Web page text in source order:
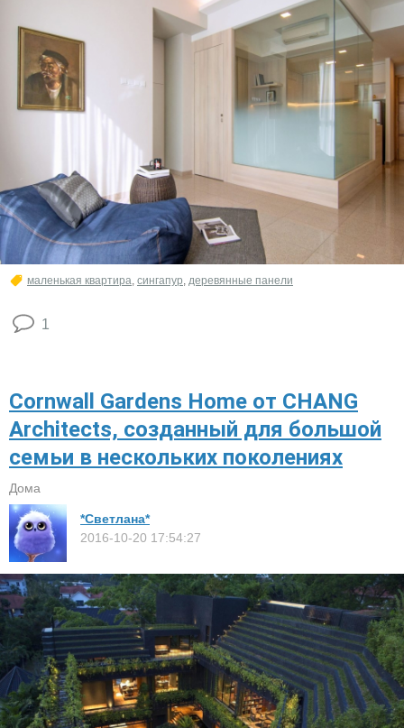
маленькая квартира сингапур деревянные панели
1
Cornwall Gardens Home от CHANG
Architects​, созданный для большой
семьи в нескольких поколениях
Дома
*Светлана*
2016-10-20 17:54:27